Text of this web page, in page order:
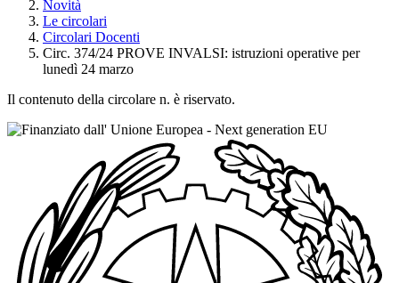
Novità
Le circolari
Circolari Docenti
Circ. 374/24 PROVE INVALSI: istruzioni operative per
lunedì 24 marzo
Il contenuto della circolare n. è riservato.